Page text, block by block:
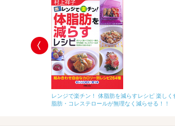
レンジで楽チン！ 体脂肪を減らすレシピ 楽し
脂肪・コレステロールが無理なく減らせる！！